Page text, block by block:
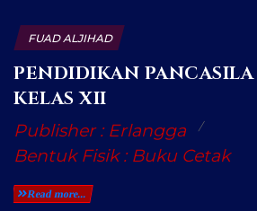
FUAD ALJIHAD
PENDIDIKAN
KELAS XII
Publisher : Erlangga
Bentuk Fisik : Buku Cetak
Read more...